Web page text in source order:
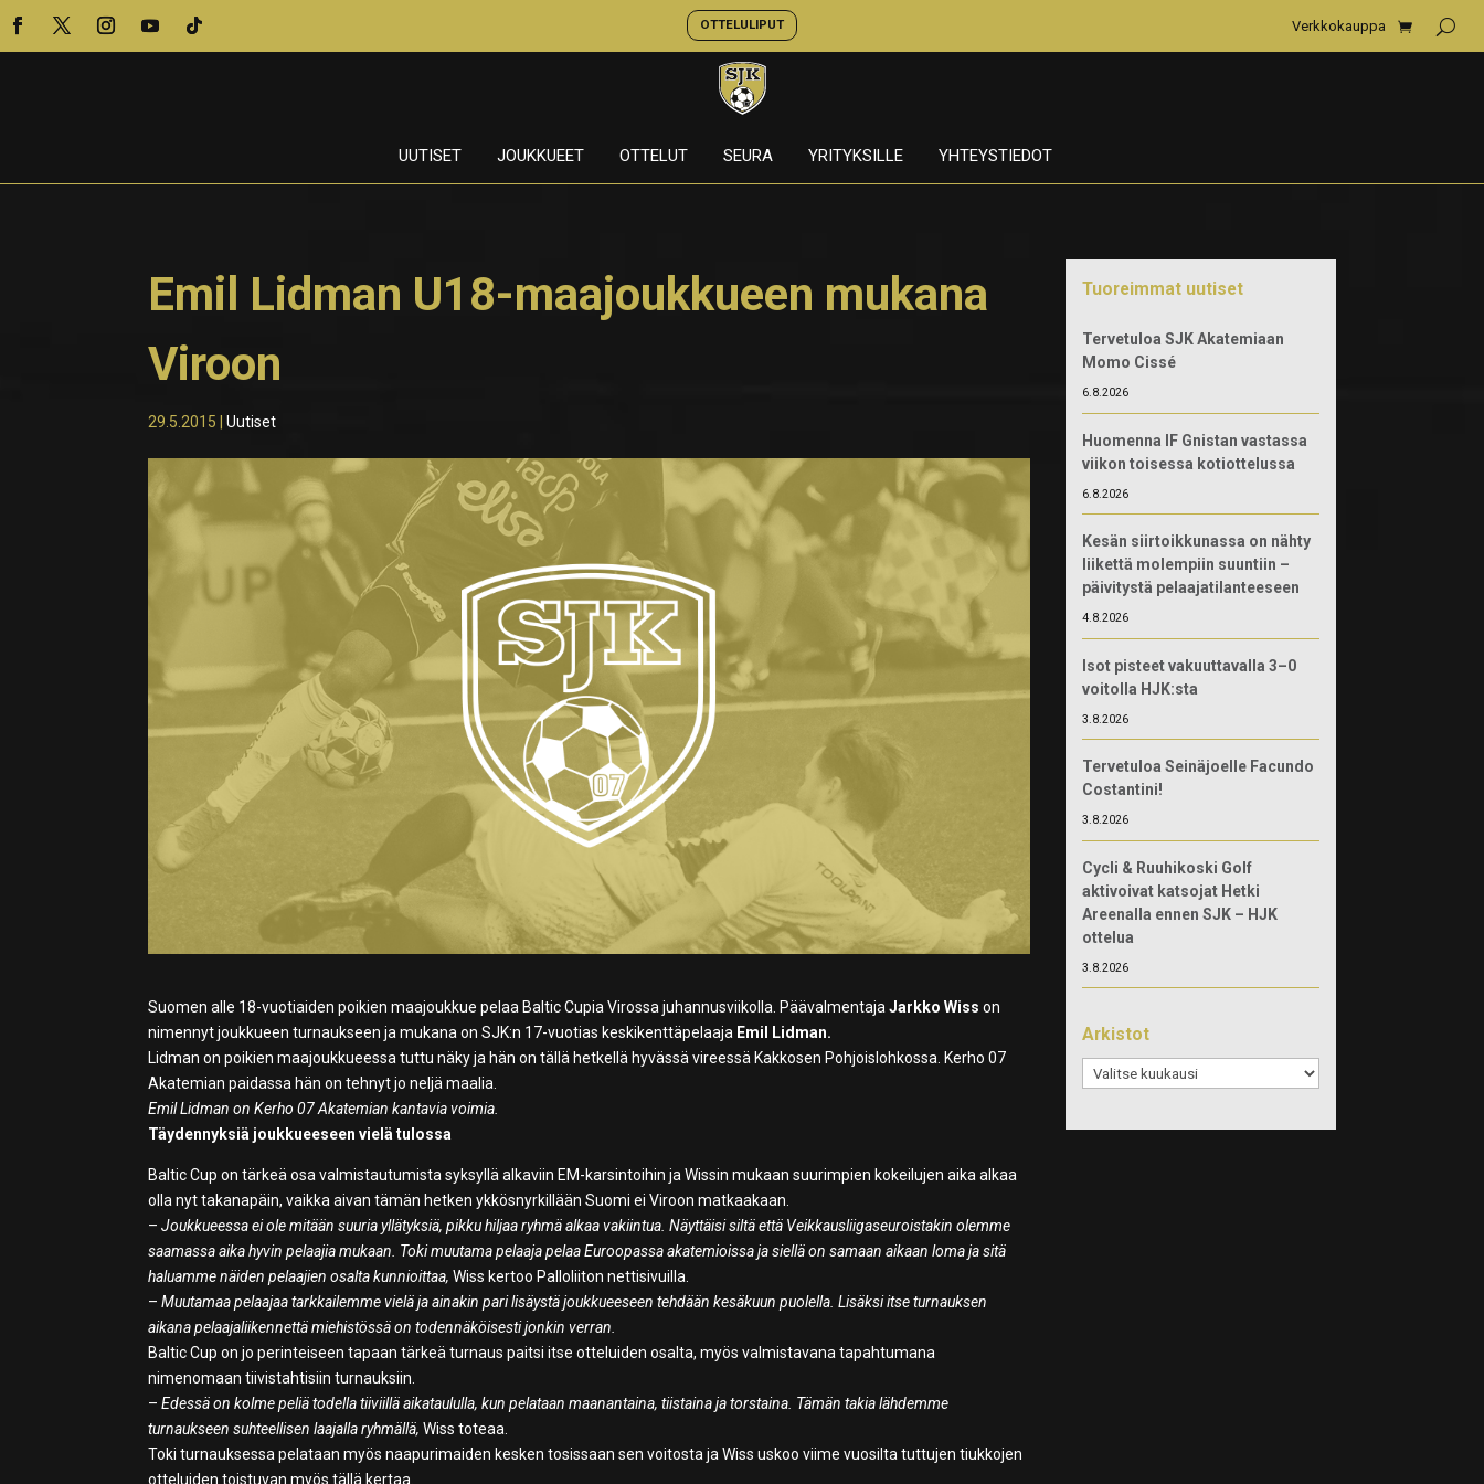
OTTELULIPUT Verkkokauppa
UUTISET JOUKKUEET OTTELUT SEURA YRITYKSILLE YHTEYSTIEDOT
Emil Lidman U18-maajoukkueen mukana
Viroon
29.5.2015 |Uutiset
Suomen alle 18-vuotiaiden poikien maajoukkue pelaa Baltic Cupia Virossa juhannusviikolla. PäävalmentajaJarkko Wiss on
nimennyt joukkueen turnaukseen ja mukana on SJK:n 17-vuotias keskikenttäpelaaja Emil Lidman.
Lidman on poikien maajoukkueessa tuttu näky ja hän on tällä hetkellä hyvässä vireessä Kakkosen Pohjoislohkossa. Kerho 07
Akatemian paidassa hän on tehnyt jo neljä maalia.
Emil Lidman on Kerho 07 Akatemian kantavia voimia.
Täydennyksiä joukkueeseen vielä tulossa
Baltic Cup on tärkeä osa valmistautumista syksyllä alkaviin EM-karsintoihin ja Wissin mukaan suurimpien kokeilujen aika alkaa
olla nyt takanapäin, vaikka aivan tämän hetken ykkösnyrkillään Suomi ei Viroon matkaakaan.
–Joukkueessa ei ole mitään suuria yllätyksiä, pikku hiljaa ryhmä alkaa vakiintua. Näyttäisi siltä että Veikkausliigaseuroistakin olemme
saamassa aika hyvin pelaajia mukaan. Toki muutama pelaaja pelaa Euroopassa akatemioissa ja siellä on samaan aikaan loma ja sitä
haluamme näiden pelaajien osalta kunnioittaa, Wiss kertoo Palloliiton nettisivuilla.
–Muutamaa pelaajaa tarkkailemme vielä ja ainakin pari lisäystä joukkueeseen tehdään kesäkuun puolella. Lisäksi itse turnauksen
aikana pelaajaliikennettä miehistössä on todennäköisesti jonkin verran.
Baltic Cup on jo perinteiseen tapaan tärkeä turnaus paitsi itse otteluiden osalta, myös valmistavana tapahtumana
nimenomaan tiivistahtisiin turnauksiin.
–Edessä on kolme peliä todella tiiviillä aikataululla, kun pelataan maanantaina, tiistaina ja torstaina. Tämän takia lähdemme
turnaukseen suhteellisen laajalla ryhmällä, Wiss toteaa.
Toki turnauksessa pelataan myös naapurimaiden kesken tosissaan sen voitosta ja Wiss uskoo viime vuosilta tuttujen tiukkojen
otteluiden toistuvan myös tällä kertaa.
Tuoreimmat uutiset
Tervetuloa SJK Akatemiaan
Momo Cissé
6.8.2026
Huomenna IF Gnistan vastassa
viikon toisessa kotiottelussa
6.8.2026
Kesän siirtoikkunassa on nähty
liikettä molempiin suuntiin –
päivitystä pelaajatilanteeseen
4.8.2026
Isot pisteet vakuuttavalla 3–0
voitolla HJK:sta
3.8.2026
Tervetuloa Seinäjoelle Facundo
Costantini!
3.8.2026
Cycli & Ruuhikoski Golf
aktivoivat katsojat Hetki
Areenalla ennen SJK – HJK
ottelua
3.8.2026
Arkistot
Arkistot